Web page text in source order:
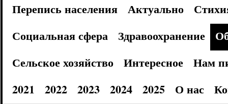
Перепись населения
Актуально
Социальная сфера
Здравоохранение
Сельское хозяйство
Интересное
Нам
2021
2022 2023 2024 2025 О нас